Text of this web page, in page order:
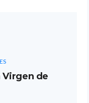
Virgen de